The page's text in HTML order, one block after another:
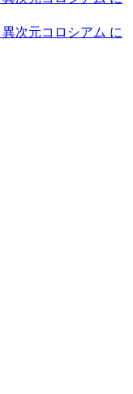
異次元コロシアム に